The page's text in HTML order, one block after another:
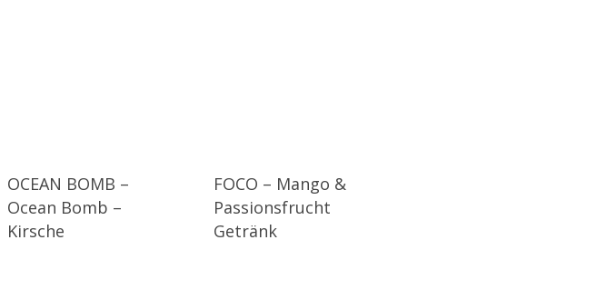
OCEAN BOMB –
Ocean Bomb –
Kirsche
FOCO – Mango &
Passionsfrucht
Getränk